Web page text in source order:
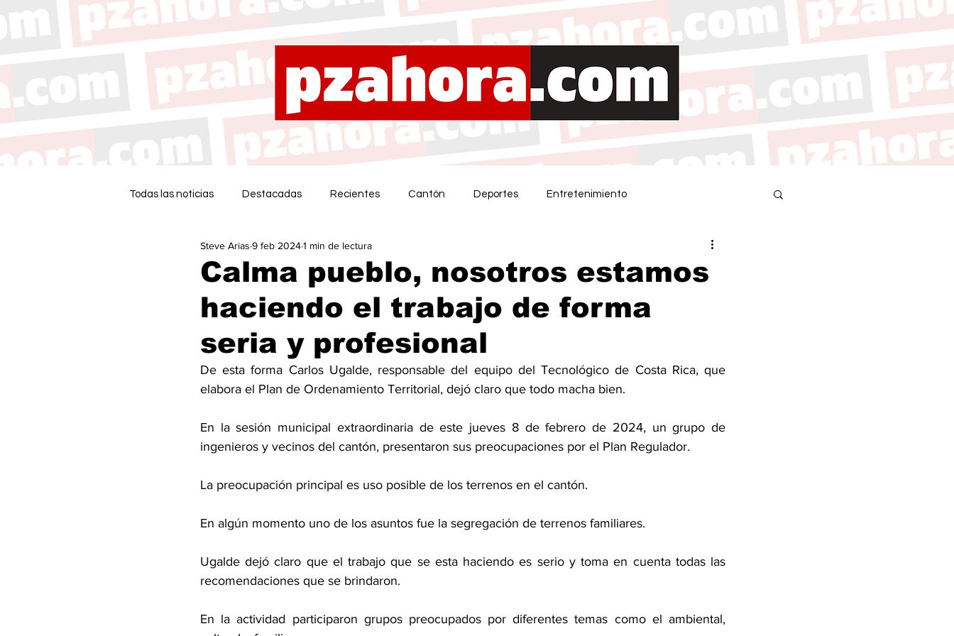
Todas las noticias Destacadas Recientes Cantón Deportes Entretenimiento
Calma pueblo, nosotros estamos
haciendo el trabajo de forma
seria y profesional
Steve Arias 9 feb 20241 min de lectura
De esta forma Carlos Ugalde, responsable del equipo del Tecnológico de Costa Rica, que
elabora el Plan de Ordenamiento Territorial, dejó claro que todo macha bien.
En la sesión municipal extraordinaria de este jueves 8 de febrero de 2024, un grupo de
ingenieros y vecinos del cantón, presentaron sus preocupaciones por el Plan Regulador.
La preocupación principal es uso posible de los terrenos en el cantón.
En algún momento uno de los asuntos fue la segregación de terrenos familiares.
Ugalde dejó claro que el trabajo que se esta haciendo es serio y toma en cuenta todas las
recomendaciones que se brindaron.
En la actividad participaron grupos preocupados por diferentes temas como el ambiental,